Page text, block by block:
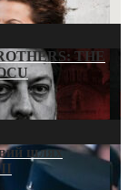
THE
шлях